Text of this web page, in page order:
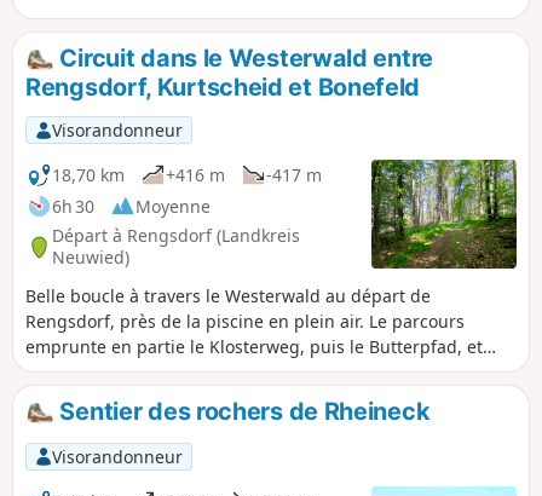
feuillus, on monte jusqu'à Rüddel, où on peut profiter d'une
belle vue. Plus tard, on descend en pente raide vers
Hammerhof et continue à travers la vallée du Pfaffenbach.
En longeant le Windhagenerbach, on arrive à Windhagen
avec sa belle église Saint-Barthélemy. La balade se termine
à Rottbitze.
Circuit dans le Westerwald entre
Rengsdorf, Kurtscheid et Bonefeld
Visorandonneur
18,70 km
+416 m
-417 m
6h 30
Moyenne
Départ à Rengsdorf (Landkreis
Neuwied)
Belle boucle à travers le Westerwald au départ de
Rengsdorf, près de la piscine en plein air. Le parcours
emprunte en partie le Klosterweg, puis le Butterpfad, et
passe devant la tour panoramique de Kurtscheid. De larges
chemins forestiers alternent avec des sentiers étroits.
Sentier des rochers de Rheineck
Visorandonneur